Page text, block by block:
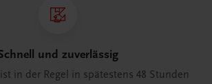
und zuverlässig
in der Regel in spätestens 48 Stunden